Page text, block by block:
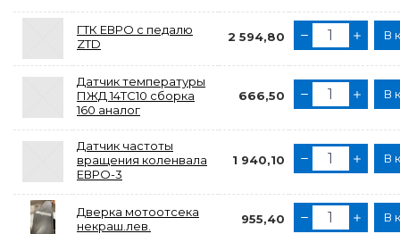
ГТК ЕВРО с педалю
ZTD
2 594,80 В
Датчик температуры
ПЖД 14ТС10 сборка
160 аналог
666,50 В
Датчик частоты
вращения коленвала
ЕВРО-3
1 940,10 В
Дверка мотоотсека
некраш.лев.
955,40 В